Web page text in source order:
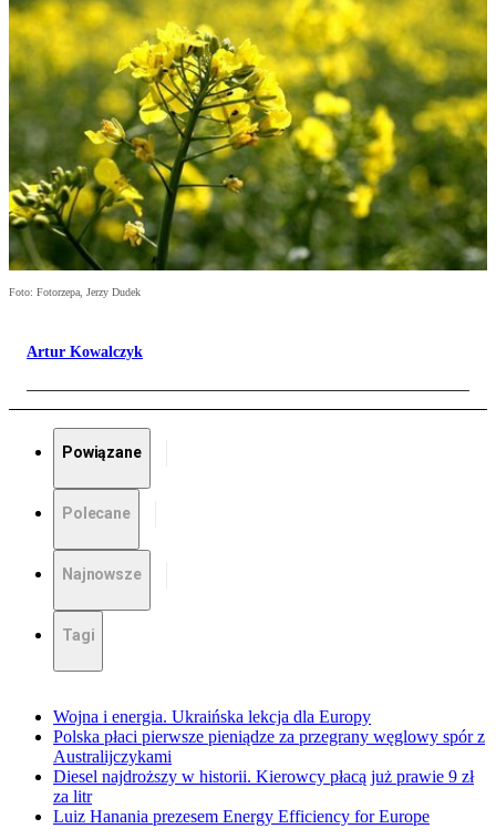
Foto: Fotorzepa, Jerzy Dudek
Artur Kowalczyk
Powiązane
Polecane
Najnowsze
Tagi
Wojna i energia. Ukraińska lekcja dla Europy
Polska płaci pierwsze pieniądze za przegrany węglowy spór z
Australijczykami
Diesel najdroższy w historii. Kierowcy płacą już prawie 9 zł
za litr
Luiz Hanania prezesem Energy Efficiency for Europe